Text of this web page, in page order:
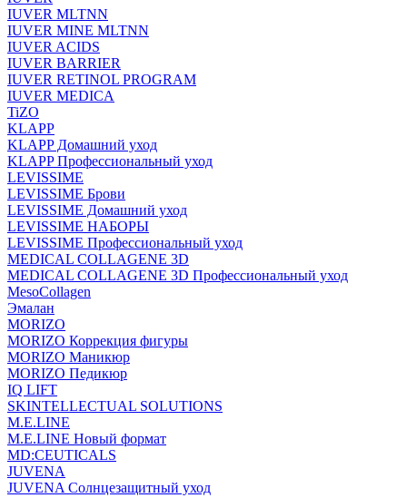
IUVER MLTNN
IUVER MINE MLTNN
IUVER ACIDS
IUVER BARRIER
IUVER RETINOL PROGRAM
IUVER MEDICA
TiZO
KLAPP
KLAPP Домашний уход
KLAPP Профессиональный уход
LEVISSIME
LEVISSIME Брови
LEVISSIME Домашний уход
LEVISSIME НАБОРЫ
LEVISSIME Профессиональный уход
MEDICAL COLLAGENE 3D
MEDICAL COLLAGENE 3D Профессиональный уход
MesoCollagen
Эмалан
MORIZO
MORIZO Коррекция фигуры
MORIZO Маникюр
MORIZO Педикюр
IQ LIFT
SKINTELLECTUAL SOLUTIONS
M.E.LINE
M.E.LINE Новый формат
MD:CEUTICALS
JUVENA
JUVENA Солнцезащитный уход